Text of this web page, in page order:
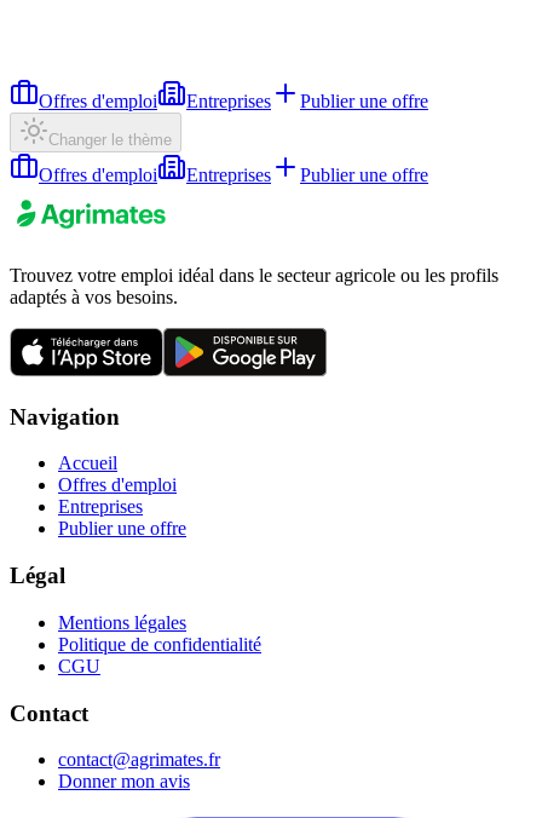
Offres d'emploi Entreprises Publier une offre
Changer le thème
Offres d'emploi Entreprises Publier une offre
Trouvez votre emploi idéal dans le secteur agricole ou les profils
adaptés à vos besoins.
Navigation
Accueil
Offres d'emploi
Entreprises
Publier une offre
Légal
Mentions légales
Politique de confidentialité
CGU
Contact
contact@agrimates.fr
Donner mon avis